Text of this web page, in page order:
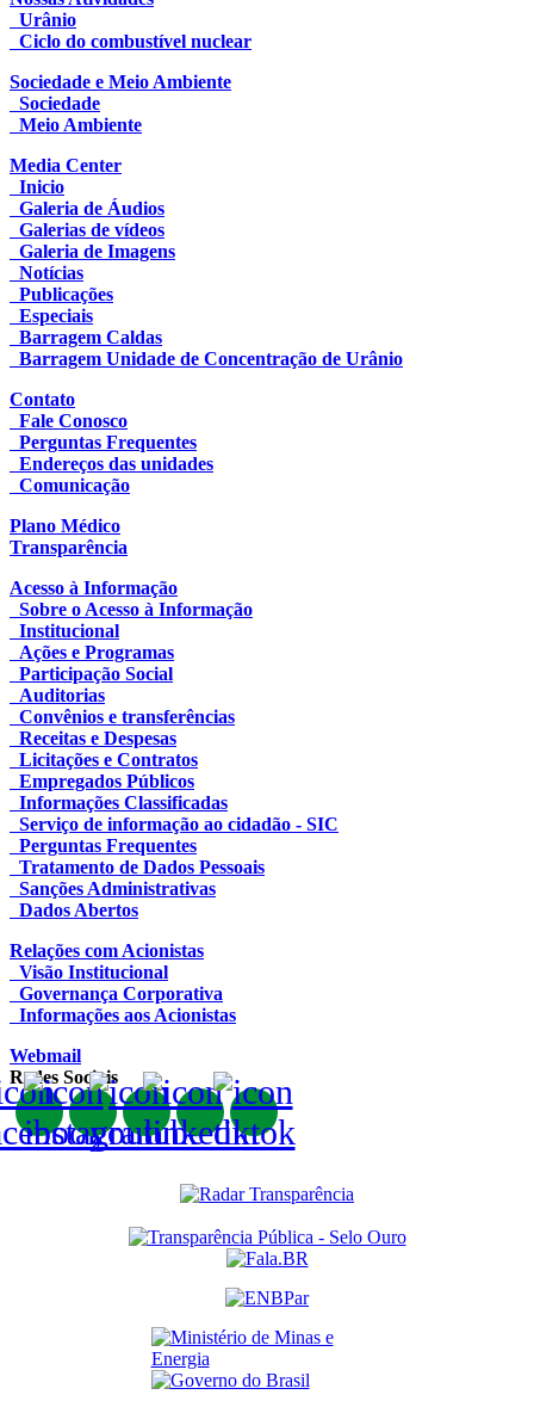
Urânio
Ciclo do combustível nuclear
Sociedade e Meio Ambiente
Sociedade
Meio Ambiente
Media Center
Inicio
Galeria de Áudios
Galerias de vídeos
Galeria de Imagens
Notícias
Publicações
Especiais
Barragem Caldas
Barragem Unidade de Concentração de Urânio
Contato
Fale Conosco
Perguntas Frequentes
Endereços das unidades
Comunicação
Plano Médico
Transparência
Acesso à Informação
Sobre o Acesso à Informação
Institucional
Ações e Programas
Participação Social
Auditorias
Convênios e transferências
Receitas e Despesas
Licitações e Contratos
Empregados Públicos
Informações Classificadas
Serviço de informação ao cidadão - SIC
Perguntas Frequentes
Tratamento de Dados Pessoais
Sanções Administrativas
Dados Abertos
Relações com Acionistas
Visão Institucional
Governança Corporativa
Informações aos Acionistas
Webmail
Redes Sociais